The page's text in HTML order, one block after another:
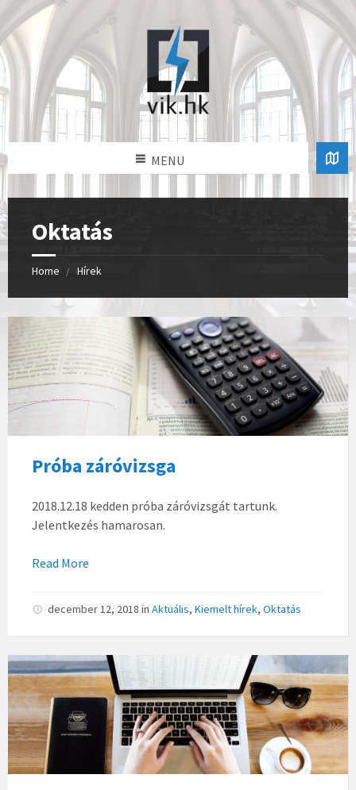
MENU
Oktatás
Home Hírek
Próba záróvizsga
2018.12.18 kedden próba záróvizsgát tartunk.
Jelentkezés hamarosan.
Read More
december 12, 2018 in Aktuális, Kiemelt hírek, Oktatás